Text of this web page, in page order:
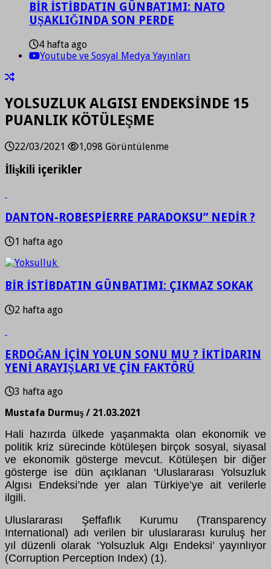
BİR İSTİBDATIN GÜNBATIMI: NATO
UŞAKLIĞINDA SON PERDE
4 hafta ago
Youtube ve Sosyal Medya Yayınları
YOLSUZLUK ALGISI ENDEKSİNDE 15
PUANLIK KÖTÜLEŞME
22/03/2021 1,098 Görüntülenme
İlişkili içerikler
DANTON-ROBESPİERRE PARADOKSU” NEDİR ?
1 hafta ago
BİR İSTİBDATIN GÜNBATIMI: ÇIKMAZ SOKAK
2 hafta ago
ERDOĞAN İÇİN YOLUN SONU MU ? İKTİDARIN
YENİ ARAYIŞLARI VE ÇİN FAKTÖRÜ
3 hafta ago
Mustafa Durmuş / 21.03.2021
Hali hazırda ülkede yaşanmakta olan ekonomik ve
politik kriz sürecinde kötüleşen birçok sosyal, siyasal
ve ekonomik gösterge mevcut. Kötüleşen bir diğer
gösterge ise dün açıklanan ‘Uluslararası Yolsuzluk
Algısı Endeksi’nde yer alan Türkiye’ye ait verilerle
ilgili.
Uluslararası Şeffaflık Kurumu (Transparency
International) adı verilen bir uluslararası kuruluş her
yıl düzenli olarak ‘Yolsuzluk Algı Endeksi’ yayınlıyor
(Corruption Perception Index) (1).